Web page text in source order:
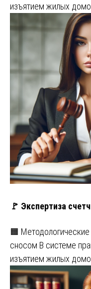
изъятием жилых
🚩 Экспертиза
🟧
сносом В системе
изъятием жилых